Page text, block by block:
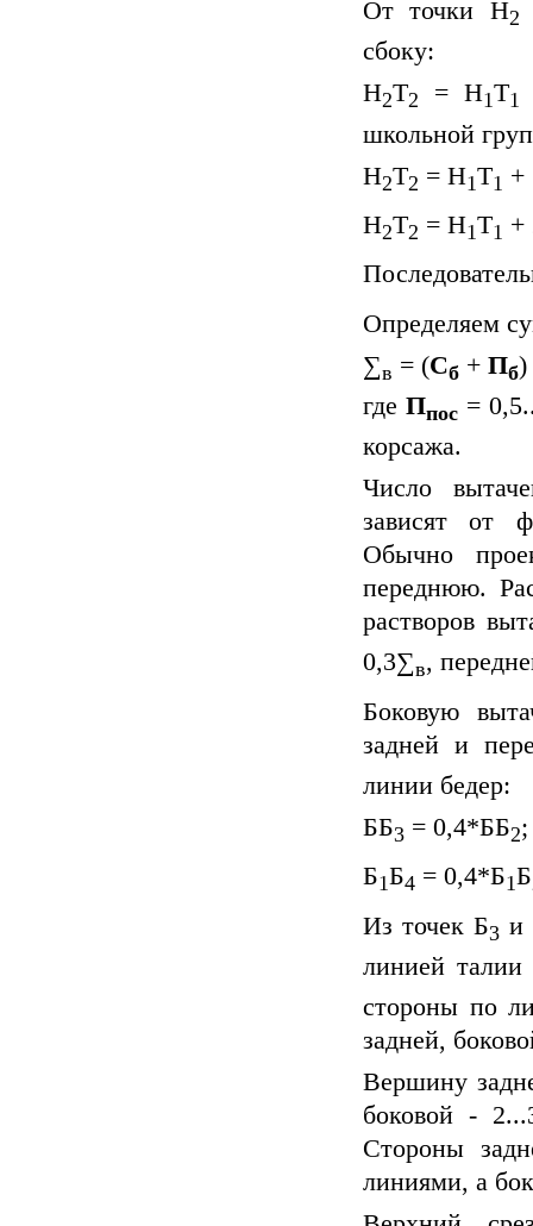
От точки Н2
сбоку:
Н2Т2 = Н1Т1
школьной
Н2Т2 = Н1Т1 +
Н2Т2 = Н1Т1 +
Определяем
∑в = (Сб + Пб)
где Ппос =
корсажа.
Число
зависят от
Обычно
переднюю.
растворов
0,3∑в,
Боковую
задней и
линии бедер:
ББ3 = 0,4*ББ2;
Б1Б4 = 0,4*Б1Б
Из точек Б3 и
линией
стороны по
задней,
Вершину
боковой -
Стороны
линиями, а